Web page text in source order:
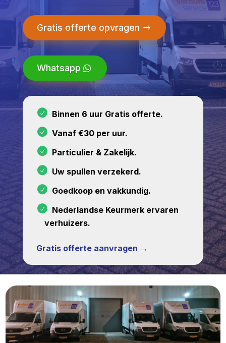
Gratis offerte opvragen
Whatsapp
Binnen 6 uur Gratis offerte.
Vanaf €30 per uur.
Particulier & Zakelijk.
Uw spullen verzekerd.
Goedkoop en vakkundig.
Nederlandse Keurmerk ervaren
verhuizers.
Gratis offerte aanvragen →